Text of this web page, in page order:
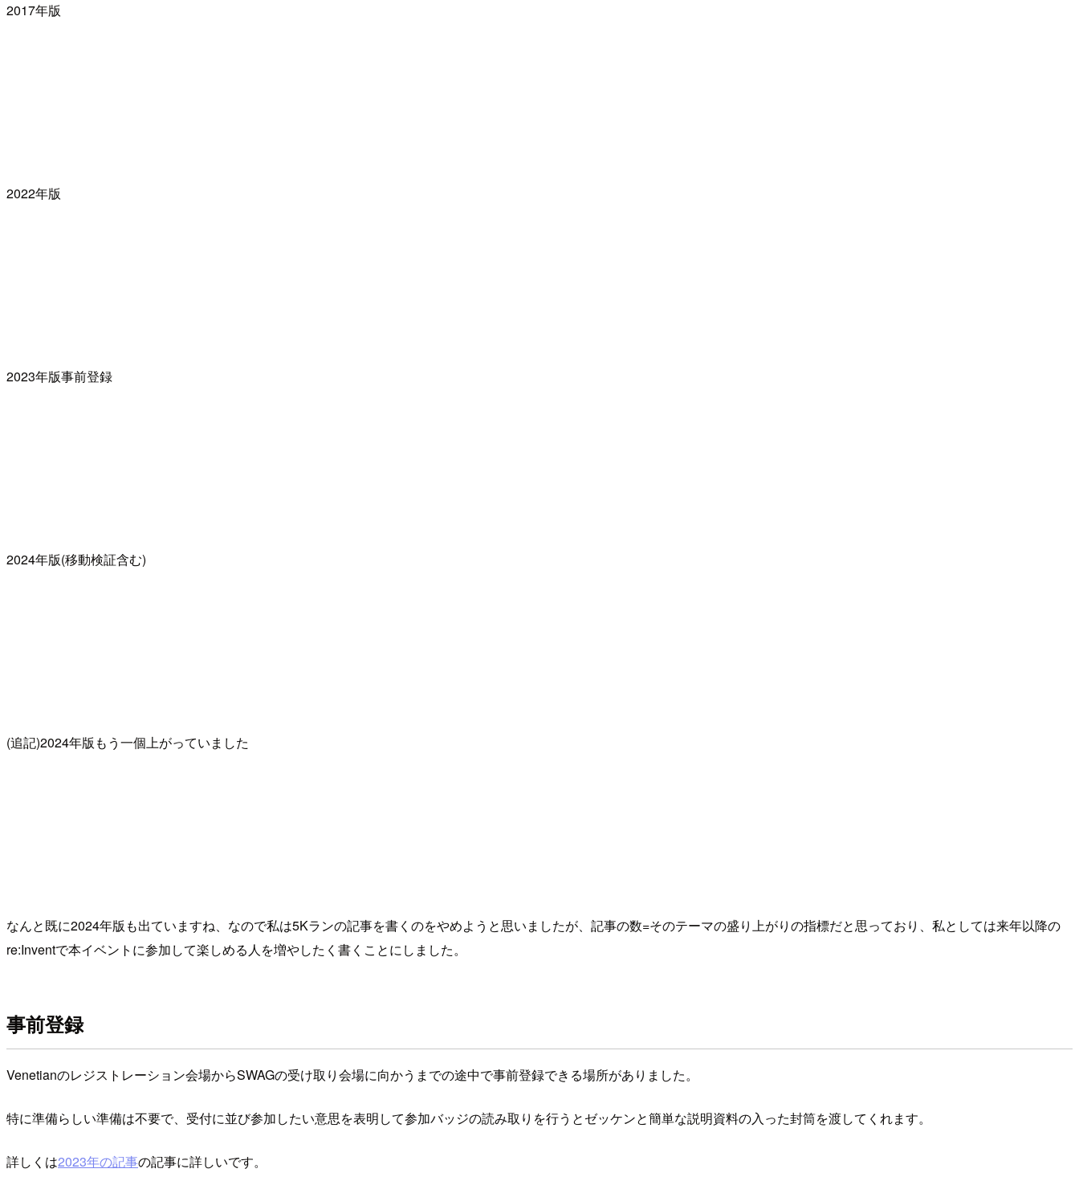
2017年版
2022年版
2023年版事前登録
2024年版(移動検証含む)
(追記)2024年版もう一個上がっていました
なんと既に2024年版も出ていますね、なので私は5Kランの記事を書くのをやめようと思いましたが、記事の数=そのテーマの盛り上がりの指標だと思っており、私としては来年以降の
re:Inventで本イベントに参加して楽しめる人を増やしたく書くことにしました。
事前登録
Venetianのレジストレーション会場からSWAGの受け取り会場に向かうまでの途中で事前登録できる場所がありました。
特に準備らしい準備は不要で、受付に並び参加したい意思を表明して参加バッジの読み取りを行うとゼッケンと簡単な説明資料の入った封筒を渡してくれます。
詳しくは2023年の記事の記事に詳しいです。